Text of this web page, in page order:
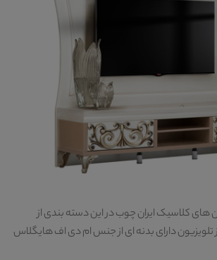
های کلاسیک ایران چوب در این دسته بندی از
دارای بدنه ای از جنس ام دی اف هایگلاس